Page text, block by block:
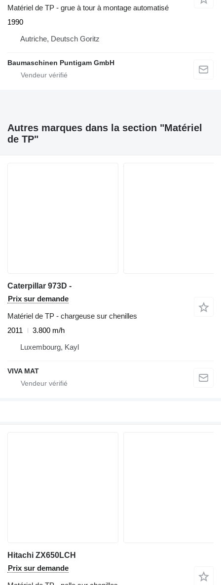
Matériel de TP - grue à tour à montage automatisé
1990
Autriche, Deutsch Goritz
Baumaschinen Puntigam GmbH
Autres marques dans la section "Matériel
de TP"
Caterpillar 973D -
Prix sur demande
Matériel de TP - chargeuse sur chenilles
2011
3.800 m/h
Luxembourg, Kayl
VIVA MAT
Hitachi ZX650LCH
Prix sur demande